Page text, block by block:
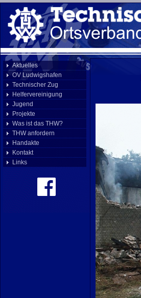
Aktuelles
OV Ludwigshafen
Technischer Zug
Helfervereinigung
Jugend
Projekte
Was ist das THW?
THW anfordern
Handakte
Kontakt
Links